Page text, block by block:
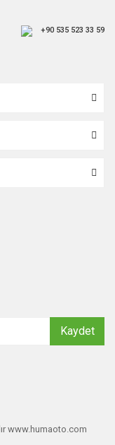
+90 535 523 33 59
Kaydet
www.humaoto.com